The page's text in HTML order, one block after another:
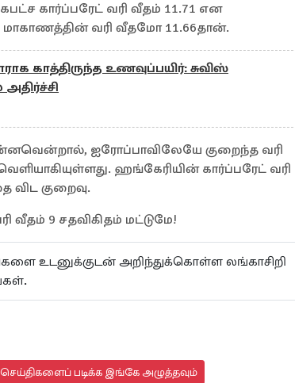
கார்ப்பரேட் வரி வீதம் 11.71 என
மாகாணத்தின் வரி வீதமோ 11.66தான்.
காத்திருந்த உணவுப்பயிர்: சுவிஸ்
ஐரோப்பாவிலேயே குறைந்த வரி
ஹங்கேரியின் கார்ப்பரேட் வரி
விட குறைவு.
வீதம் 9 சதவிகிதம் மட்டுமே!
உடனுக்குடன் அறிந்துக்கொள்ள லங்காசிறி
செய்திகளைப் படிக்க இங்கே அழுத்தவும்